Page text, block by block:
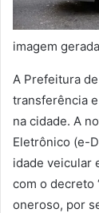
imagem
A Prefeitura
transferência
na cidade. A
Eletrônico (e-
idade veicular
com o decreto
oneroso, por